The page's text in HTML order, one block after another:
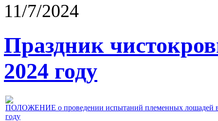
11/7/2024
Праздник
2024 году
ПОЛОЖЕНИЕ о проведении испытаний племенных лошадей
году